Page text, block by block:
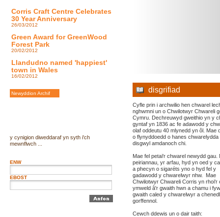
Corris Craft Centre Celebrates
30 Year Anniversary
26/03/2012
Green Award for GreenWood
Forest Park
20/02/2012
Llandudno named 'happiest'
town in Wales
16/02/2012
Newyddion Archif
y cynigion diweddaraf yn syth i'ch
mewnflwch ...
ENW
EBOST
disgrifiad
Cyfle prin i archwilio hen chwarel
nghwmni un o Chwilotwyr Chwareli
Cymru. Dechreuwyd gweithio yn y
gyntaf yn 1836 ac fe adawodd y
olaf oddeutu 40 mlynedd yn ôl. Mae
o flynyddoedd o hanes chwarelydda
disgwyl amdanoch chi.
Mae fel petai'r chwarel newydd gau.
peiriannau, yr arfau, hyd yn oed y
a phecyn o sigaréts yno o hyd fel y
gadawodd y chwarelwyr nhw. Mae
Chwilotwyr Chwareli Corris yn rhoi'r
ymweld â'r gwaith hwn a chamu i
gwaith caled y chwarelwyr a
gorffennol.
Cewch ddewis un o dair taith: